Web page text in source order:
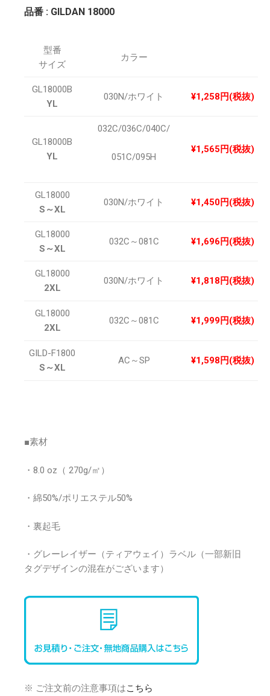
品番 : GILDAN 18000
型番
サイズ
カラー
GL18000B
YL
030N/ホワイト ¥1,258円(税抜)
GL18000B
YL
032C/036C/040C/
051C/095H
¥1,565円(税抜)
GL18000
S～XL
030N/ホワイト ¥1,450円(税抜)
GL18000
S～XL
032C～081C ¥1,696円(税抜)
GL18000
2XL
030N/ホワイト ¥1,818円(税抜)
GL18000
2XL
032C～081C ¥1,999円(税抜)
GILD-F1800
S～XL
AC～SP ¥1,598円(税抜)
■素材
・8.0 oz（ 270g/㎡）
・綿50%/ポリエステル50%
・裏起毛
・グレーレイザー（ティアウェイ）ラベル（一部新旧
タグデザインの混在がございます）
※ ご注文前の注意事項はこちら